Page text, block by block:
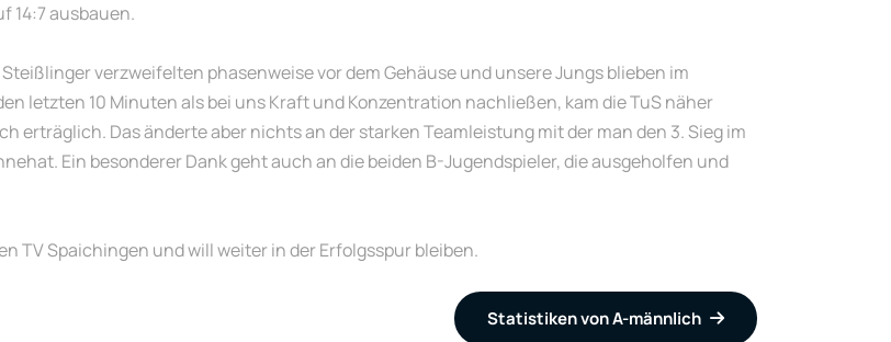
14:7 ausbauen.
verzweifelten phasenweise vor dem Gehäuse und unsere Jungs blieben im
letzten 10 Minuten als bei uns Kraft und Konzentration nachließen, kam die TuS näher
erträglich. Das änderte aber nichts an der starken Teamleistung mit der man den 3. Sieg im
Ein besonderer Dank geht auch an die beiden B-Jugendspieler, die ausgeholfen und
TV Spaichingen und will weiter in der Erfolgsspur bleiben.
Statistiken von A-männlich